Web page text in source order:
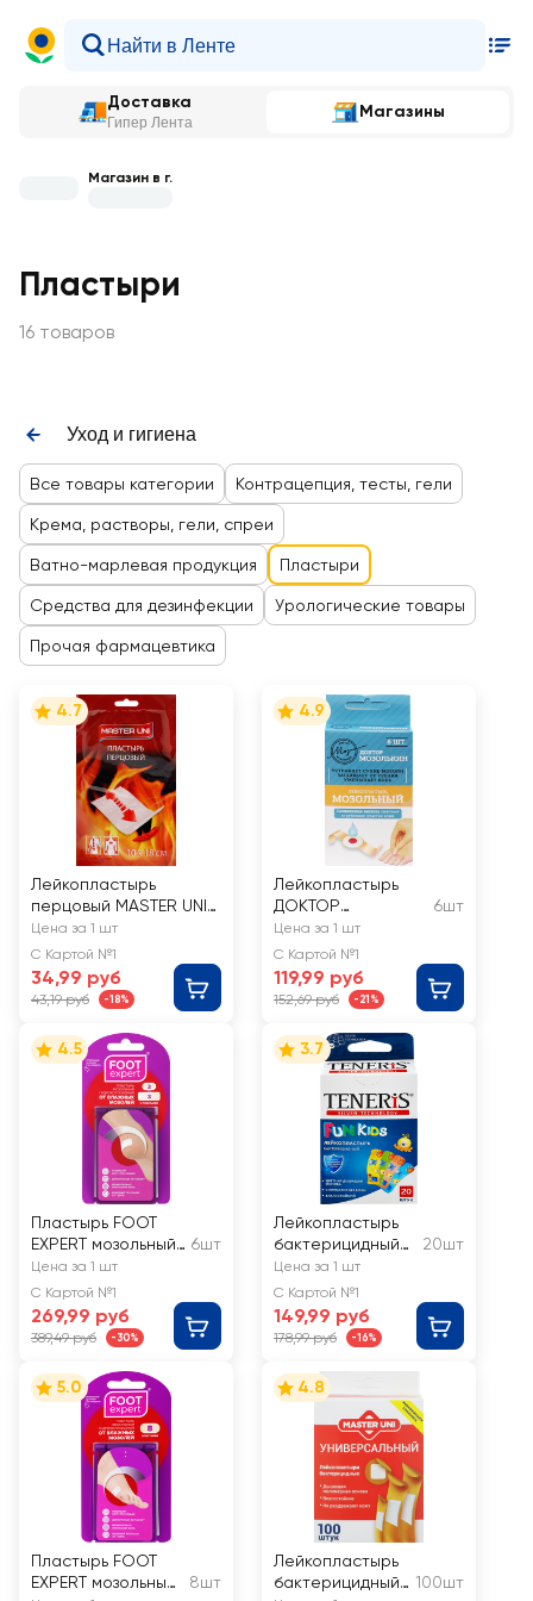
Доставка
Гипер Лента
Магазины
Магазин в г.
Пластыри
16 товаров
Уход и гигиена
Все товары категории Контрацепция, тесты, гели
Крема, растворы, гели, спреи
Ватно-марлевая продукция Пластыри
Средства для дезинфекции Урологические товары
Прочая фармацевтика
4.7
Лейкопластырь
перцовый MASTER UNI
перфорированный
10х18см
Цена за 1 шт
С Картой №1
34,99 руб
43,19 руб -18%
4.9
Лейкопластырь
ДОКТОР
МОЗОЛЬКИН
мозольный, 7х2см
6шт
Цена за 1 шт
С Картой №1
119,99 руб
152,69 руб -21%
4.5
Пластырь FOOT
EXPERT мозольный
гидроколлоидный
от влажных
мозолей
6шт
Цена за 1 шт
С Картой №1
269,99 руб
389,49 руб -30%
3.7
Лейкопластырь
бактерицидный
TENERIS Fun Kids с
рисунками
5,6х1,9см
20шт
Цена за 1 шт
С Картой №1
149,99 руб
178,99 руб -16%
5.0
Пластырь FOOT
EXPERT мозольный
8шт
4.8
Лейкопластырь
бактерицидный
100шт